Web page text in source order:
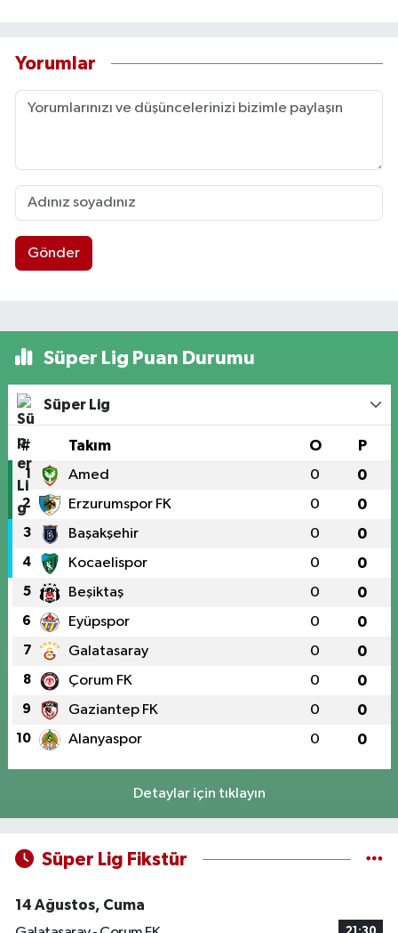
Yorumlar
Gönder
Süper Lig Puan Durumu
Süper Lig
# Takım O P
1 Amed 0 0
2 Erzurumspor FK 0 0
3 Başakşehir 0 0
4 Kocaelispor 0 0
5 Beşiktaş 0 0
6 Eyüpspor 0 0
7 Galatasaray 0 0
8 Çorum FK 0 0
9 Gaziantep FK 0 0
10 Alanyaspor 0 0
Detaylar için tıklayın
Süper Lig Fikstür
14 Ağustos, Cuma